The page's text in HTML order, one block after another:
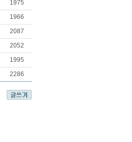
1975
1966
2087
2052
1995
2286